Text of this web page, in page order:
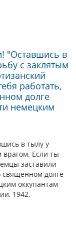
"Оставшись в
с заклятым
работать,
долге
немецким
в тылу у
врагом. Если ты
заставили
священном долге
оккупантам
1942.